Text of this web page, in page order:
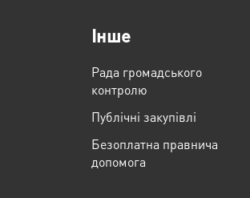
Інше
Рада громадського
контролю
Публічні закупівлі
Безоплатна правнича
допомога